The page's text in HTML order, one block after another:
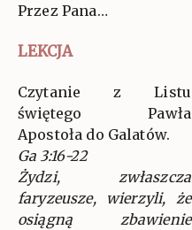
Przez Pana…
LEKCJA
Czytanie z Listu
świętego Pawła
Apostoła do Galatów.
Ga 3:16-22
Żydzi, zwłaszcza
faryzeusze, wierzyli, że
osiągną zbawienie